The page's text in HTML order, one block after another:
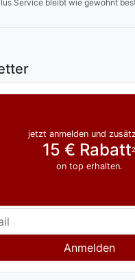
Service bleibt wie gewohnt
jetzt anmelden und
15 € Rabatt2
on top erhalten.
Anmelden